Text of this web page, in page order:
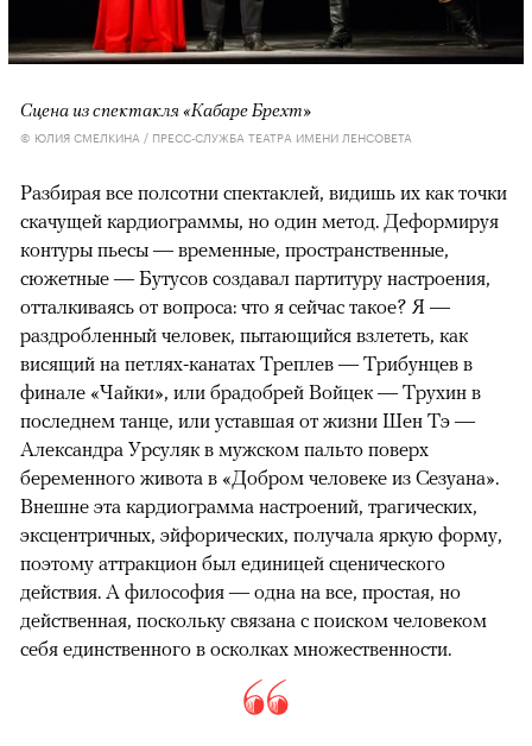
Сцена из спектакля «Кабаре Брехт»
© ЮЛИЯ СМЕЛКИНА / ПРЕСС-СЛУЖБА ТЕАТРА ИМЕНИ ЛЕНСОВЕТА
Разбирая все полсотни спектаклей, видишь их как точки
скачущей кардиограммы, но один метод. Деформируя
контуры пьесы — временные, пространственные,
сюжетные — Бутусов создавал партитуру настроения,
отталкиваясь от вопроса: что я сейчас такое? Я —
раздробленный человек, пытающийся взлететь, как
висящий на петлях-канатах Треплев — Трибунцев в
финале «Чайки», или брадобрей Войцек — Трухин в
последнем танце, или уставшая от жизни Шен Тэ —
Александра Урсуляк в мужском пальто поверх
беременного живота в «Добром человеке из Сезуана».
Внешне эта кардиограмма настроений, трагических,
эксцентричных, эйфорических, получала яркую форму,
поэтому аттракцион был единицей сценического
действия. А философия — одна на все, простая, но
действенная, поскольку связана с поиском человеком
себя единственного в осколках множественности.